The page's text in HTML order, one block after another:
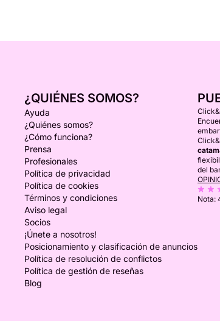
¿QUIÉNES SOMOS?
Ayuda
¿Quiénes somos?
¿Cómo funciona?
Prensa
Profesionales
Política de privacidad
Política de cookies
Términos y condiciones
Aviso legal
Socios
¡Únete a nosotros!
Posicionamiento y clasificación de anuncios
Política de resolución de conflictos
Política de gestión de reseñas
Blog
del
Nota: